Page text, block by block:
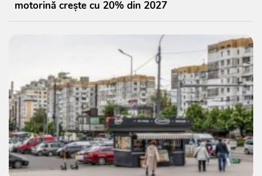
motorină crește cu 20% din 2027